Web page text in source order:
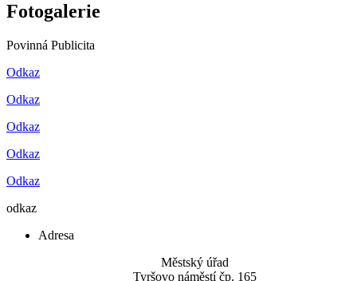
Fotogalerie
Povinná Publicita
Odkaz
Odkaz
Odkaz
Odkaz
Odkaz
odkaz
Adresa
Městský úřad
Tyršovo náměstí čp. 165